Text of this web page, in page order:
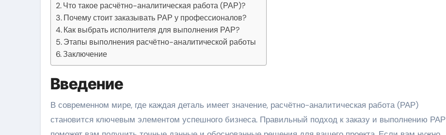
Что такое расчётно-аналитическая работа (РАР)?
Почему стоит заказывать РАР у профессионалов?
Как выбрать исполнителя для выполнения РАР?
Этапы выполнения расчётно-аналитической работы
Заключение
Введение
В современном мире, где каждая деталь имеет значение, расчётно-аналитическая работа (РАР)
становится ключевым элементом успешного бизнеса. Правильный подход к заказу и выполнению РАР